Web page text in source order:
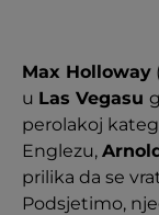
Max Holloway
u Las Vegasu
perolakoj
Englezu,
prilika da se
Podsjetimo,